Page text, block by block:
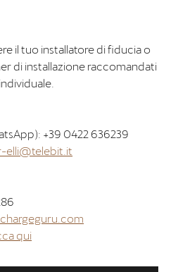
il tuo installatore di fiducia o
di installazione raccomandati
+39 0422 636239
elli@telebit.it
qui